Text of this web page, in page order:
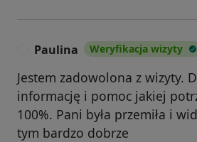
Paulina Weryfikacja wizyty
Jestem zadowolona z wizyty.
informację i pomoc jakiej
100%. Pani była przemiła i
tym bardzo dobrze